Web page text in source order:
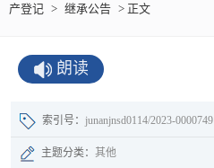
产登记 > 继承公告 > 正文
朗读
索引号： junanjnsd0114/2023-0000749
主题分类： 其他